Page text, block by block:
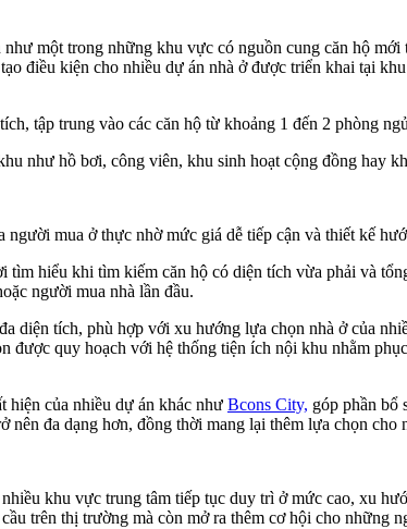
một trong những khu vực có nguồn cung căn hộ
điều kiện cho nhiều dự án nhà ở được triển khai tại
tập trung vào các căn hộ từ khoảng 1 đến 2 phòng
như hồ bơi, công viên, khu sinh hoạt cộng đồng hay
mua ở thực nhờ mức giá dễ tiếp cận và thiết kế
hiểu khi tìm kiếm căn hộ có diện tích vừa phải và
người mua nhà lần đầu.
diện tích, phù hợp với xu hướng lựa chọn nhà ở của
được quy hoạch với hệ thống tiện ích nội khu nhằm
hiện của nhiều dự án khác như Bcons City, góp phần bổ
đa dạng hơn, đồng thời mang lại thêm lựa chọn
khu vực trung tâm tiếp tục duy trì ở mức cao, xu
trên thị trường mà còn mở ra thêm cơ hội cho những